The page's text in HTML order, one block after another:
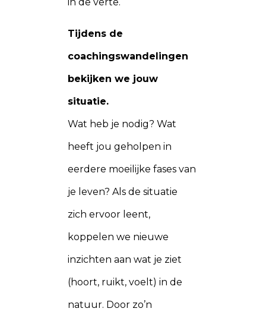
Tijdens de
coachingswandelingen
bekijken we jouw
situatie.
Wat heb je nodig? Wat
heeft jou geholpen in
eerdere moeilijke fases van
je leven? Als de situatie
zich ervoor leent,
koppelen we nieuwe
inzichten aan wat je ziet
(hoort, ruikt, voelt) in de
natuur. Door zo’n